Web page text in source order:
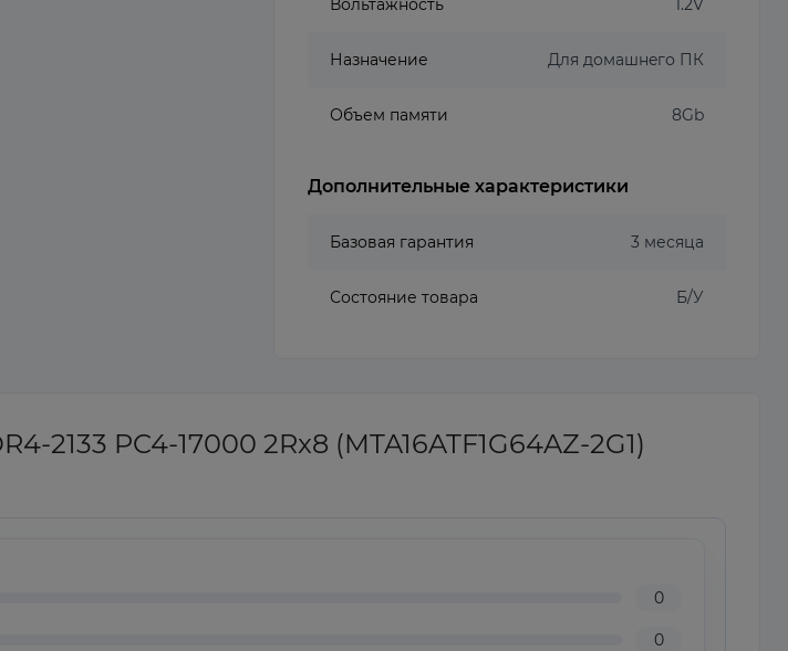
Вольтажность 1.2V
Назначение Для домашнeго ПК
Объем памяти 8Gb
Дополнительные характеристики
Базовая гарантия 3 месяца
Состояние товара Б/У
PC4-17000 2Rx8 (MTA16ATF1G64AZ-2G1)
0
0